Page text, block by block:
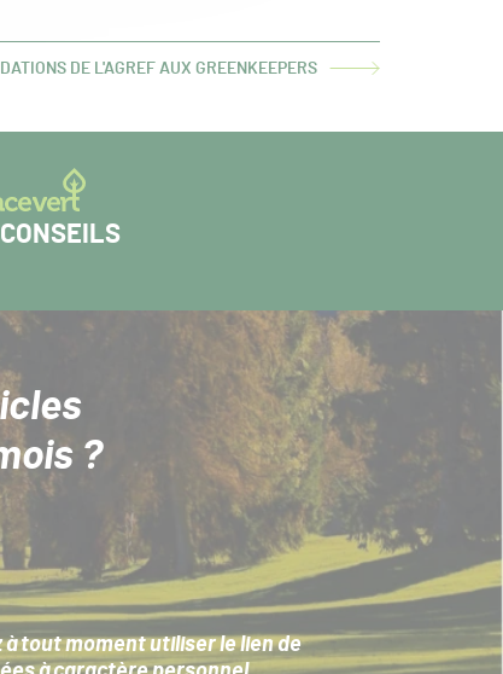
DE L'AGREF AUX GREENKEEPERS
CONSEILS
?
tout moment utiliser le lien de